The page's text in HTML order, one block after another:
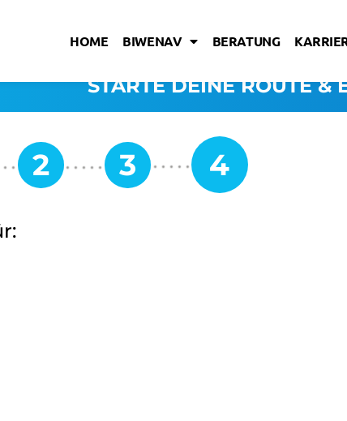
HOME BIWENAV BERATUNG
STARTE DEINE ROUTE &